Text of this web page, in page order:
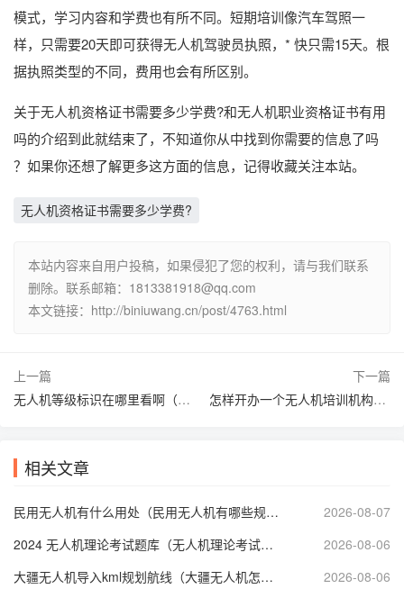
模式，学习内容和学费也有所不同。短期培训像汽车驾照一
样，只需要20天即可获得无人机驾驶员执照，* 快只需15天。根
据执照类型的不同，费用也会有所区别。
关于无人机资格证书需要多少学费?和无人机职业资格证书有用
吗的介绍到此就结束了，不知道你从中找到你需要的信息了吗
？如果你还想了解更多这方面的信息，记得收藏关注本站。
无人机资格证书需要多少学费?
本站内容来自用户投稿，如果侵犯了您的权利，请与我们联系
删除。联系邮箱：1813381918@qq.com
本文链接：http://biniuwang.cn/post/4763.html
上一篇
无人机等级标识在哪里看啊（无人机型号在哪里显示）
下一篇
怎样开办一个无人机培训机构（开无人机公司需要什么条件）
相关文章
民用无人机有什么用处（民用无人机有哪些规定内容）
2026-08-07
2024 无人机理论考试题库（无人机理论考试题库免费下载）
2026-08-06
大疆无人机导入kml规划航线（大疆无人机怎么设置航线起止点）
2026-08-06